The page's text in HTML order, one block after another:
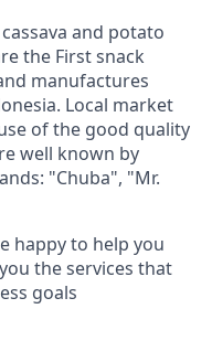
and potato
the First snack
manufactures
Local market
of the good quality
well known by
"Chuba", "Mr.
happy to help you
the services that
goals